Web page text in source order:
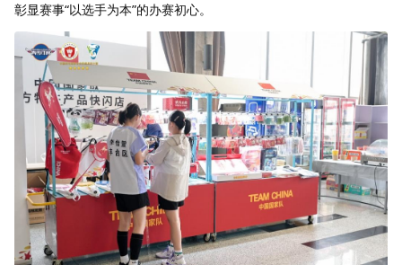
彰显赛事“以选手为本”的办赛初心。